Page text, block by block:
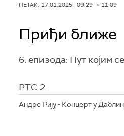
ПЕТАК, 17.01.2025, 09:29 -> 11:09
Приђи ближе
6. епизода: Пут којим
РТС 2
Андре Рију - Концерт у